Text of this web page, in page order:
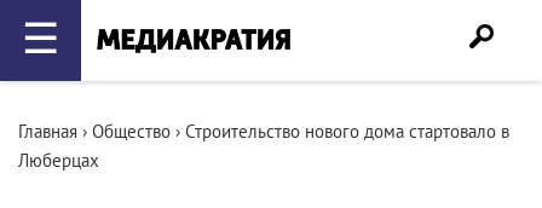
☰
Главная › Общество › Строительство нового дома стартовало в
Люберцах